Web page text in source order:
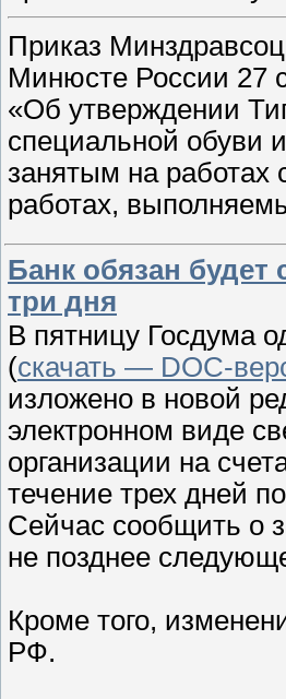
Приказ
Минюсте России 27
«Об утверждении
специальной обуви
занятым на
работах,
Банк обязан будет
три дня
В пятницу Госдума
(скачать — DOC-
изложено в новой
электронном виде
организации на
течение трех дней
Сейчас сообщить о
не позднее
Кроме того,
РФ.